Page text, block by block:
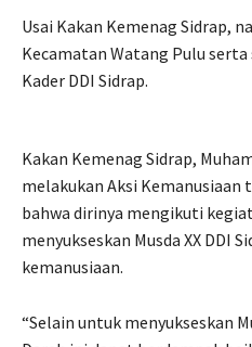
Usai Kakan Kemenag Sidrap,
Kecamatan Watang Pulu serta
Kader DDI Sidrap.
Kakan Kemenag Sidrap,
melakukan Aksi
bahwa dirinya mengikuti
menyukseskan Musda XX DDI
kemanusiaan.
“Selain untuk menyukseskan